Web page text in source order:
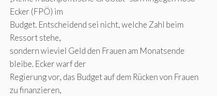
Ecker (FPÖ) im
Budget. Entscheidend sei nicht, welche Zahl beim
Ressort stehe,
sondern wieviel Geld den Frauen am Monatsende
bleibe. Ecker warf der
Regierung vor, das Budget auf dem Rücken von Frauen
zu finanzieren,